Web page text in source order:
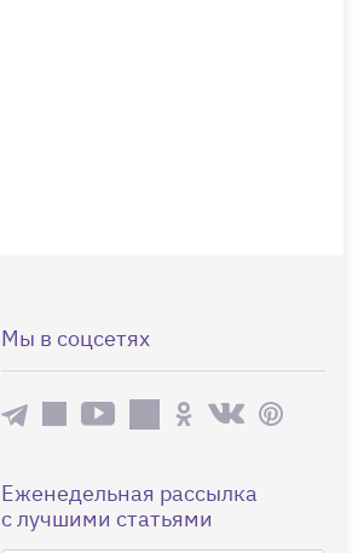
Мы в соцсетях
Еженедельная рассылка
с лучшими статьями